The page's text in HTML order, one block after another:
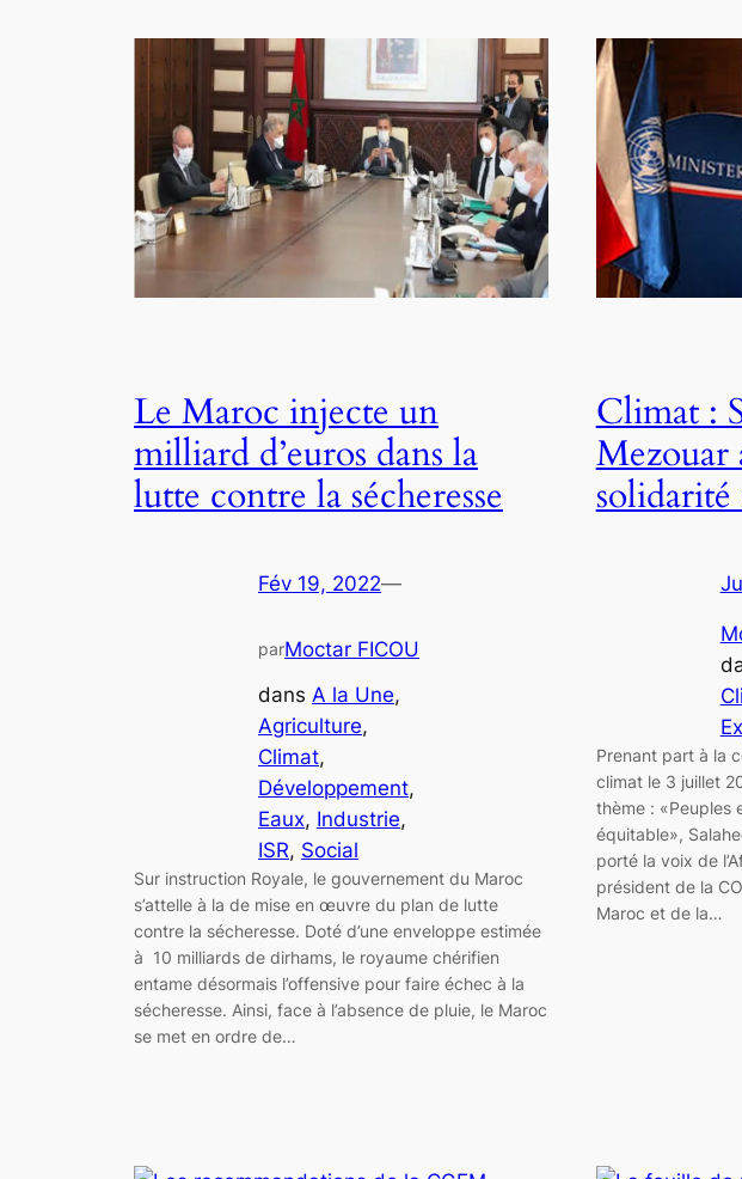
Le Maroc injecte un
milliard d’euros dans la
lutte contre la sécheresse
Fév 19, 2022—
parMoctar FICOU
dans A la Une
Agriculture
Climat
Développement
Eaux, Industrie
ISR, Social
Sur instruction Royale, le gouvernement du Maroc
s’attelle à la de mise en œuvre du plan de lutte
contre la sécheresse. Doté d’une enveloppe estimée
à 10 milliards de dirhams, le royaume chérifien
entame désormais l’offensive pour faire échec à la
sécheresse. Ainsi, face à l’absence de pluie, le Maroc
se met en ordre de…
Climat :
Mezouar
Prenant part à la
climat le 3 juillet
thème : «Peuples
équitable»,
porté la voix de
président de la
Maroc et de la…